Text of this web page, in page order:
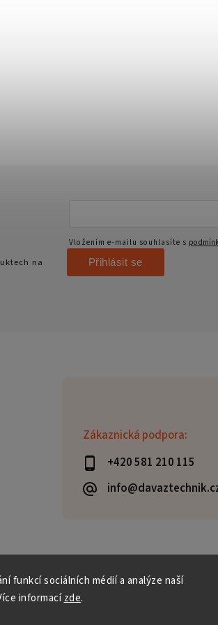
funkcí sociálních médií a analýze naší
informacízde.
Zákaznická podpora:
+420 581 210 115
na
Vložením e-mailu souhlasíte s
Přihlásit se